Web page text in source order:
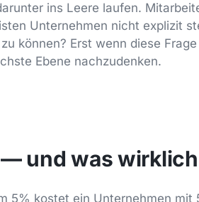
ins Leere laufen.
Unternehmen nicht explizit
können? Erst wenn diese
Ebene nachzudenken.
und was
5% kostet ein Unternehmen